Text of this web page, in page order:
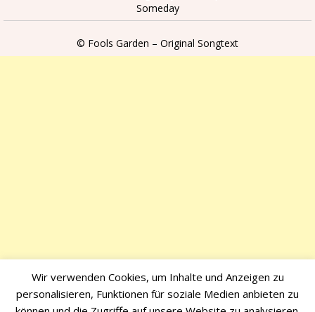
Someday
© Fools Garden – Original Songtext
Wir verwenden Cookies, um Inhalte und Anzeigen zu
personalisieren, Funktionen für soziale Medien anbieten zu